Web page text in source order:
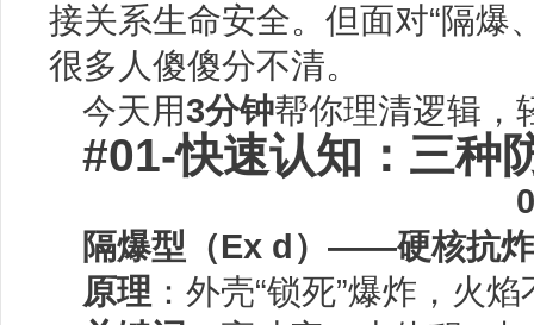
接关系生命安全。但面对“隔爆
很多人傻傻分不清。
今天用3分钟帮你理清逻辑，
#01-快速认知：三种
隔爆型（Ex d）——硬核抗炸
原理 ：外壳“锁死”爆炸，火